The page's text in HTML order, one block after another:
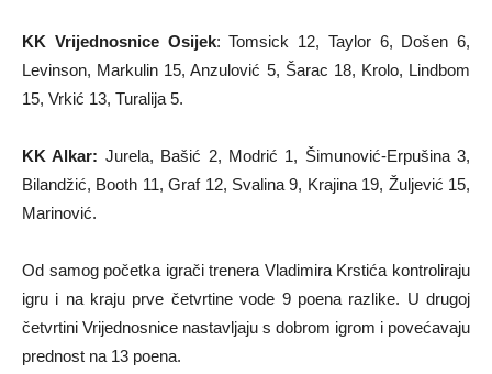
KK Vrijednosnice Osijek: Tomsick 12, Taylor 6, Došen 6,
Levinson, Markulin 15, Anzulović 5, Šarac 18, Krolo, Lindbom
15, Vrkić 13, Turalija 5.
KK Alkar: Jurela, Bašić 2, Modrić 1, Šimunović-Erpušina 3,
Bilandžić, Booth 11, Graf 12, Svalina 9, Krajina 19, Žuljević 15,
Marinović.
Od samog početka igrači trenera Vladimira Krstića kontroliraju
igru i na kraju prve četvrtine vode 9 poena razlike. U drugoj
četvrtini Vrijednosnice nastavljaju s dobrom igrom i povećavaju
prednost na 13 poena.